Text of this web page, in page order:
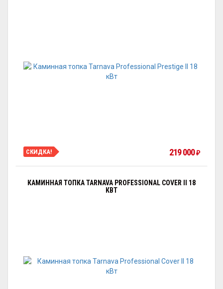
СКИДКА! 219 000₽
КАМИННАЯ ТОПКА TARNAVA PROFESSIONAL COVER II 18
КВТ